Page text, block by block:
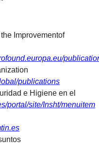
Improvementof
publications
e Higiene en el
portal/site/Insht/menuitem